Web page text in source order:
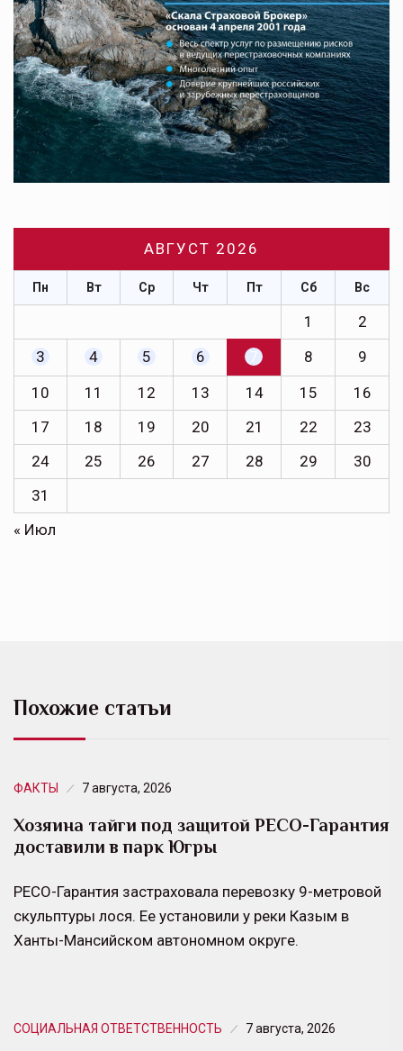
АВГУСТ 2026
Пн Вт Ср Чт Пт Сб Вс
1
2
3
4 5 6 7 8
9
10
11 12 13 14 15
16
17
18 19 20 21 22
23
24
25 26 27 28 29
30
31
« Июл
Похожие статьи
ФАКТЫ 7 августа, 2026
Хозяина тайги под защитой РЕСО-Гарантия
доставили в парк Югры
РЕСО-Гарантия застраховала перевозку 9-метровой
скульптуры лося. Ее установили у реки Казым в
Ханты-Мансийском автономном округе.
СОЦИАЛЬНАЯ ОТВЕТСТВЕННОСТЬ 7 августа, 2026